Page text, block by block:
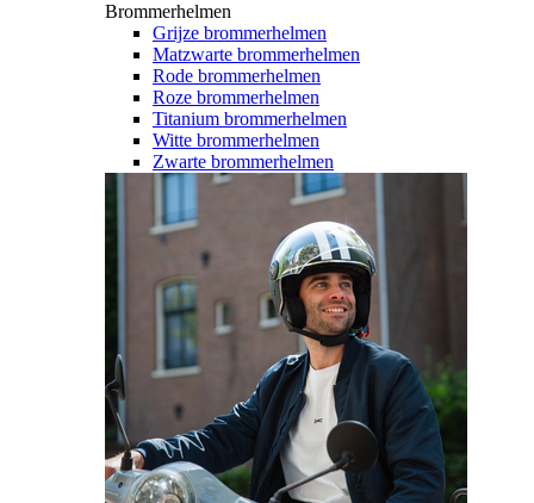
Brommerhelmen
Grijze brommerhelmen
Matzwarte brommerhelmen
Rode brommerhelmen
Roze brommerhelmen
Titanium brommerhelmen
Witte brommerhelmen
Zwarte brommerhelmen